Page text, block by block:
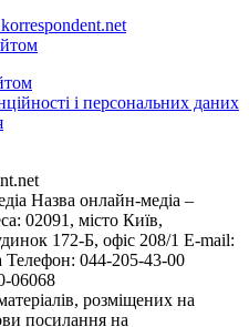
і персональних даних
Назва онлайн-медіа –
02091, місто Київ,
172-Б, офіс 208/1 E-mail:
Телефон: 044-205-43-00
06068
розміщених на
посилання на